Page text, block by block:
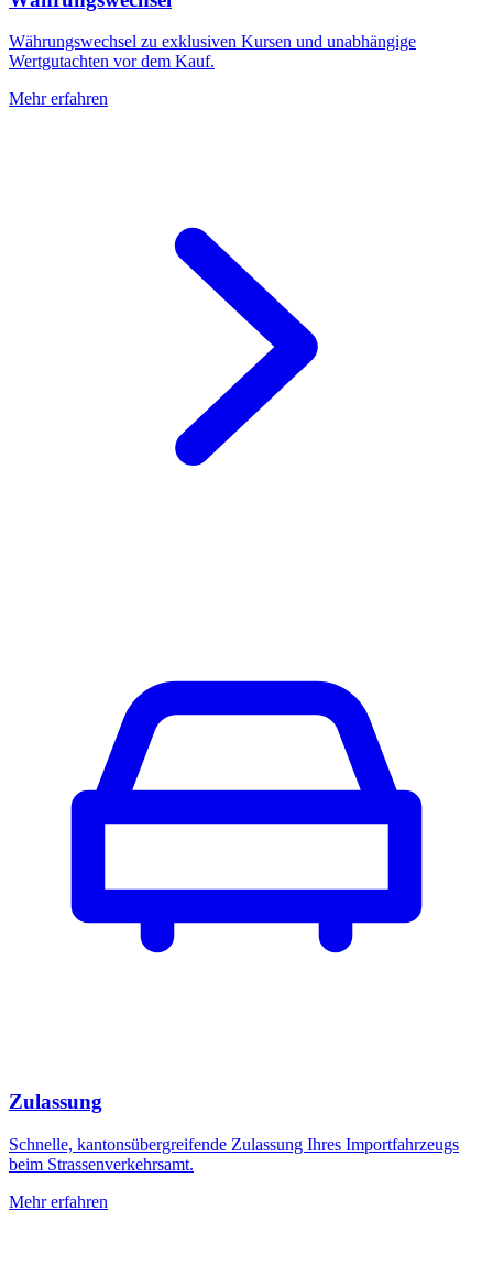
Währungswechsel zu exklusiven Kursen und unabhängige
Wertgutachten vor dem Kauf.
Mehr erfahren
Zulassung
Schnelle, kantonsübergreifende Zulassung Ihres Importfahrzeugs
beim Strassenverkehrsamt.
Mehr erfahren